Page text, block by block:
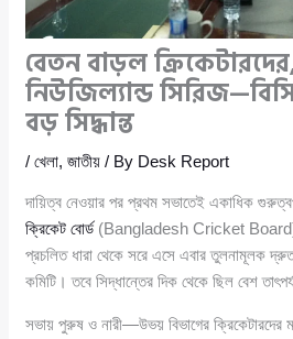
বেতন বাড়ল
নিউজিল্যান্ড
বড় সিদ্ধান্ত
/খেলা,জাতীয় / By Desk Report
দায়িত্ব নেওয়ার পর প্রথম সভাতেই একাধিক
ক্রিকেট বোর্ড(Bangladesh Cricket Board)।
প্রচলিত ধারা থেকে সরে এসে এবার তুলনামূলক
কমিটি। তবে সিদ্ধান্তের দিক থেকে ছিল বেশ
সভায় পুরুষ ও নারী—উভয় বিভাগের ক্রিকেটারদের